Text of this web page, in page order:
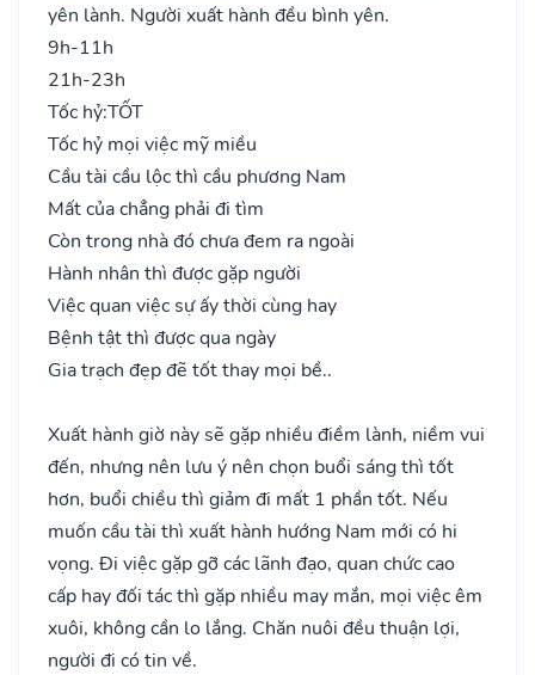
yên lành. Người xuất hành đều bình yên.
9h-11h
21h-23h
Tốc hỷ:TỐT
Tốc hỷ mọi việc mỹ miều
Cầu tài cầu lộc thì cầu phương Nam
Mất của chẳng phải đi tìm
Còn trong nhà đó chưa đem ra ngoài
Hành nhân thì được gặp người
Việc quan việc sự ấy thời cùng hay
Bệnh tật thì được qua ngày
Gia trạch đẹp đẽ tốt thay mọi bề..
Xuất hành giờ này sẽ gặp nhiều điềm lành, niềm vui
đến, nhưng nên lưu ý nên chọn buổi sáng thì tốt
hơn, buổi chiều thì giảm đi mất 1 phần tốt. Nếu
muốn cầu tài thì xuất hành hướng Nam mới có hi
vọng. Đi việc gặp gỡ các lãnh đạo, quan chức cao
cấp hay đối tác thì gặp nhiều may mắn, mọi việc êm
xuôi, không cần lo lắng. Chăn nuôi đều thuận lợi,
người đi có tin về.